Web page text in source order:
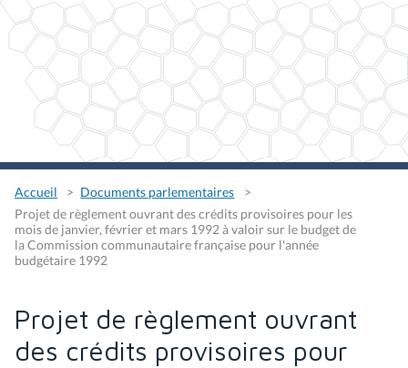
Accueil
Documents parlementaires
Projet de règlement ouvrant des crédits provisoires pour les
mois de janvier, février et mars 1992 à valoir sur le budget de
la Commission communautaire française pour l'année
budgétaire 1992
Projet de règlement ouvrant
des crédits provisoires pour